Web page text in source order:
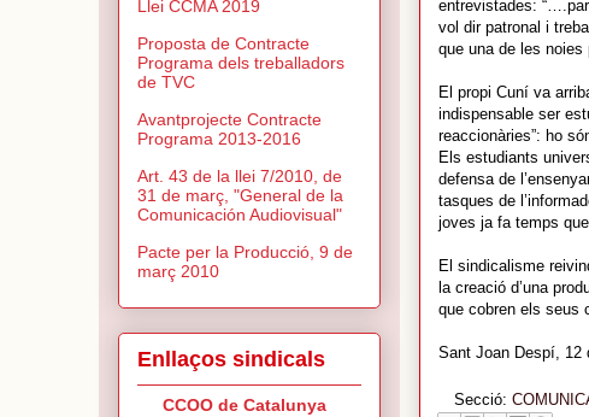
entrevistades:
vol dir patronal i
que una de les
El propi Cuní va
indispensable ser
reaccionàries”: ho
Els estudiants
defensa de
tasques de
joves ja fa temps
El sindicalisme
la creació d’una
que cobren els seus
Sant Joan Despí, 12
Secció:
Llei CCMA 2019
Proposta de Contracte
Programa dels treballadors
de TVC
Avantprojecte Contracte
Programa 2013-2016
Art. 43 de la llei 7/2010, de
31 de març, "General de la
Comunicación Audiovisual"
Pacte per la Producció, 9 de
març 2010
Enllaços sindicals
CCOO de Catalunya